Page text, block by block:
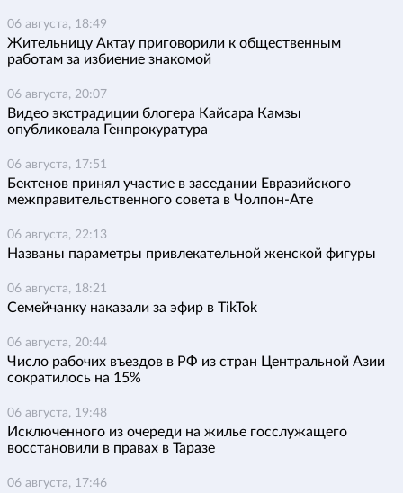
06 августа, 18:49
Жительницу Актау приговорили к общественным
работам за избиение знакомой
06 августа, 20:07
Видео экстрадиции блогера Кайсара Камзы
опубликовала Генпрокуратура
06 августа, 17:51
Бектенов принял участие в заседании Евразийского
межправительственного совета в Чолпон-Ате
06 августа, 22:13
Названы параметры привлекательной женской фигуры
06 августа, 18:21
Семейчанку наказали за эфир в TikTok
06 августа, 20:44
Число рабочих въездов в РФ из стран Центральной Азии
сократилось на 15%
06 августа, 19:48
Исключенного из очереди на жилье госслужащего
восстановили в правах в Таразе
06 августа, 17:46